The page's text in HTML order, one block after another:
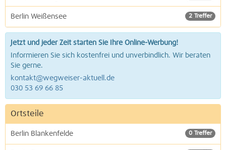
2 Treffer
Berlin Weißensee
Jetzt und jeder Zeit starten Sie Ihre Online-Werbung!
Informieren Sie sich kostenfrei und unverbindlich. Wir beraten
Sie gerne.
kontakt@wegweiser-aktuell.de
030 53 69 66 85
Ortsteile
0 Treffer
Berlin Blankenfelde